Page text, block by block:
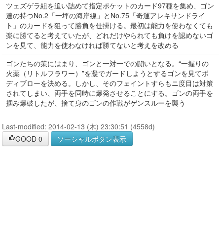
ツェズゲラ組を追い詰めて指定ポケットのカード97種を集め、ゴン
達の持つNo.2「一坪の海岸線」とNo.75「奇運アレキサンドライ
ト」のカードを狙って勝負を仕掛ける。最初は能力を使わなくても
楽に勝てると考えていたが、どれだけやられても負けを認めないゴ
ンを見て、能力を使わなければ勝てないと考えを改める
ゴンたちの策にはまり、ゴンと一対一での闘いとなる。“一握りの
火薬（リトルフラワー）”を凝でガードしようとするゴンを見てボ
ディブローを決める。しかし、そのフェイントすらもニ度目は対策
されてしまい、両手を同時に爆発させることにする。ゴンの両手を
掴み爆破したが、捨て身のゴンの作戦がゲンスルーを襲う
Last-modified: 2014-02-13 (木) 23:30:51 (4558d)
GOOD 0 ソーシャルボタン表示